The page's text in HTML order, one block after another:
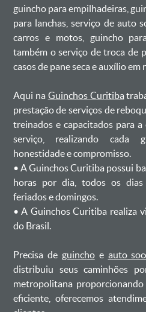
guincho para empilhadeiras,
para lanchas, serviço de auto
carros e motos, guincho
também o serviço de troca de
casos de pane seca e auxílio em
Aqui na Guinchos Curitiba
prestação de serviços de
treinados e capacitados para
serviço, realizando cada
honestidade e compromisso.
ㅤㅤ• A Guinchos Curitiba
horas por dia, todos os dias
feriados e domingos.
ㅤㅤ• A Guinchos Curitiba
do Brasil.
Precisa de guinchoe auto
distribuiu seus caminhões
metropolitana
eficiente, oferecemos